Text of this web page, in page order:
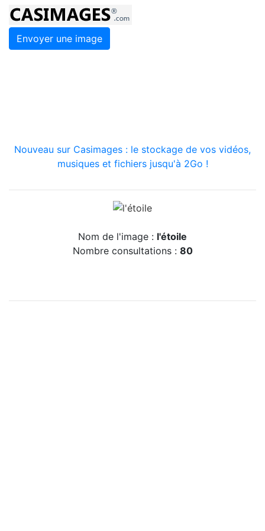
Envoyer une image
Nouveau sur Casimages : le stockage de vos vidéos,
musiques et fichiers jusqu'à 2Go !
Nom de l'image : l'étoile
Nombre consultations : 80